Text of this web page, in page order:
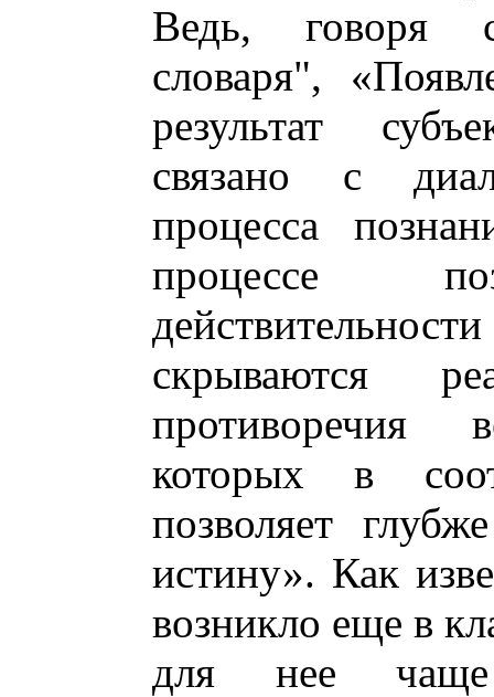
Ведь, говоря
словаря",
результат
связано с
процесса
процессе
скрываются
противоречия
которых в
позволяет
истину». Как
возникло еще в
для нее чаще